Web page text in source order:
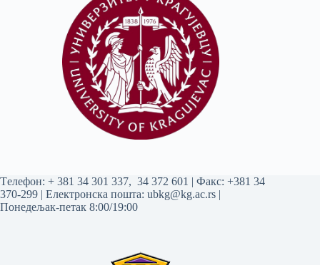
Tелефон: + 381 34 301 337, 34 372 601 | Факс: +381 34
370-299 | Електронска пошта: ubkg@kg.ac.rs |
Понедељак-петак 8:00/19:00